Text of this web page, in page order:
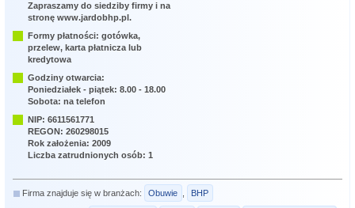
Zapraszamy do siedziby firmy i na
stronę www.jardobhp.pl.
Formy płatności: gotówka,
przelew, karta płatnicza lub
kredytowa
Godziny otwarcia:
Poniedziałek - piątek: 8.00 - 18.00
Sobota: na telefon
NIP: 6611561771
REGON: 260298015
Rok założenia: 2009
Liczba zatrudnionych osób: 1
Firma znajduje się w branżach: Obuwie BHP